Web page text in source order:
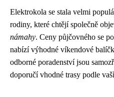
Elektrokola se stala velmi
rodiny, které chtějí společně
námahy. Ceny půjčovného se
nabízí výhodné víkendové
odborné poradenství jsou
doporučí vhodné trasy podle